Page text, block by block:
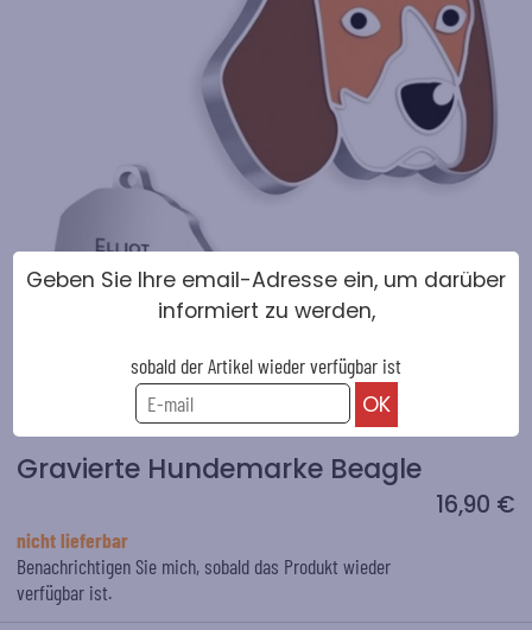
Gravierte Hundemarke Beagle
16,90 €
nicht lieferbar
Benachrichtigen Sie mich, sobald das Produkt wieder
verfügbar ist.
Geben Sie Ihre email-Adresse ein, um darüber
informiert zu werden,
sobald der Artikel wieder verfügbar ist